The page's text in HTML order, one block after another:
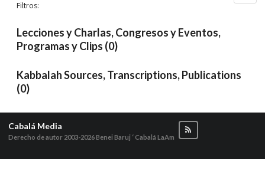
Filtros:
Lecciones y Charlas, Congresos y Eventos,
Programas y Clips (0)
Kabbalah Sources, Transcriptions, Publications
(0)
Cabalá Media
Derecho de autor 2003-2026Benei Baruj ‘ Cabalá LaAm